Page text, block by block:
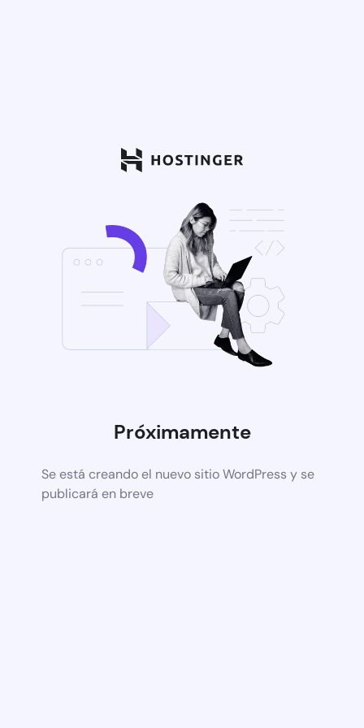
Próximamente
Se está creando el nuevo sitio WordPress y se
publicará en breve